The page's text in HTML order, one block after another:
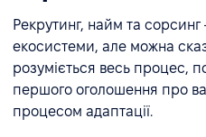
Рекрутинг, найм та сорсинг
екосистеми, але можна
розуміється весь процес,
першого оголошення про
процесом адаптації.